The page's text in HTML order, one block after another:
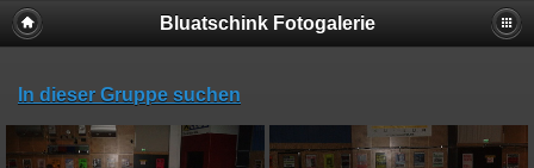
Bluatschink Fotogalerie
In dieser Gruppe suchen